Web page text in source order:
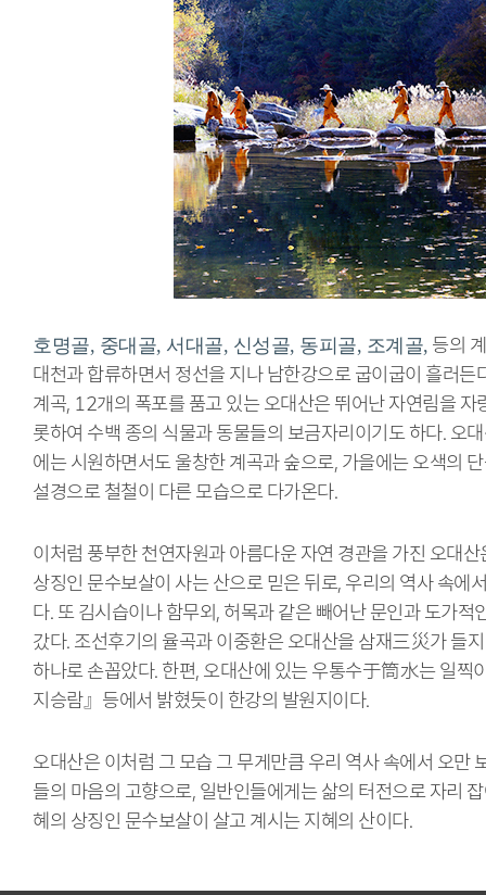
호명골, 중대골, 서대골, 신성골, 동피골, 조계골, 등의
대천과 합류하면서 정선을 지나 남한강으로 굽이굽이 흘러
계곡, 12개의 폭포를 품고 있는 오대산은 뛰어난 자연림을
롯하여 수백 종의 식물과 동물들의 보금자리이기도 하다. 오
에는 시원하면서도 울창한 계곡과 숲으로, 가을에는 오색의
설경으로 철철이 다른 모습으로 다가온다.
이처럼 풍부한 천연자원과 아름다운 자연 경관을 가진 오대
상징인 문수보살이 사는 산으로 믿은 뒤로, 우리의 역사 속에
다. 또 김시습이나 함무외, 허목과 같은 빼어난 문인과 도가적
갔다. 조선후기의 율곡과 이중환은 오대산을 삼재三災가 들
하나로 손꼽았다. 한편, 오대산에 있는 우통수于筒水는 일
지승람』등에서 밝혔듯이 한강의 발원지이다.
오대산은 이처럼 그 모습 그 무게만큼 우리 역사 속에서 오만
들의 마음의 고향으로, 일반인들에게는 삶의 터전으로 자리
혜의 상징인 문수보살이 살고 계시는 지혜의 산이다.